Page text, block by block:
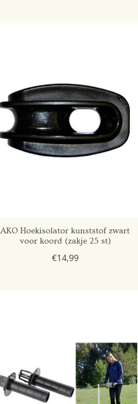
AKO Hoekisolator kunststof zwart
voor koord (zakje 25 st)
€14,99